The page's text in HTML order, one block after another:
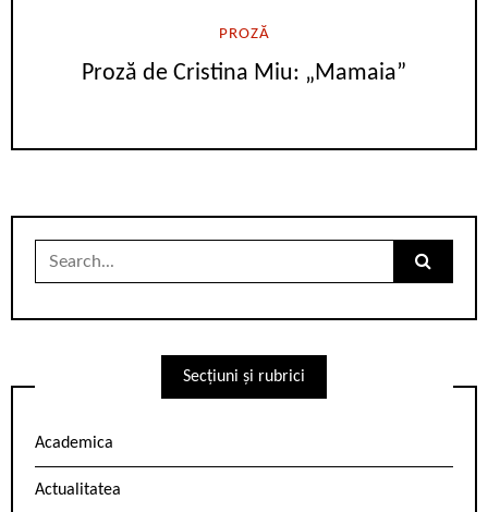
PROZĂ
Proză de Cristina Miu: „Mamaia”
Search
Secțiuni și rubrici
Academica
Actualitatea